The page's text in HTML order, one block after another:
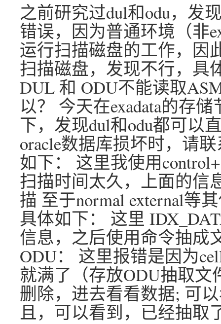
之前研究过dul和odu，发
错误，因为普通环境（非
运行扫描磁盘的工作，因
扫描磁盘，发现不行，具
DUL 和 ODU不能读取
以？ 今天在exadata的存
下，发现dul和odu都可以
oracle数据库损坏时，请
如下： 这里我使用
扫描时间太久，上面的信
描 至于normal external等
具体如下： 这里
信息，之后使用命令抽成
ODU： 这里报错是因为
就满了（存放ODU抽取文
删除，进去看看数据; 可
且，可以看到，已经抽取